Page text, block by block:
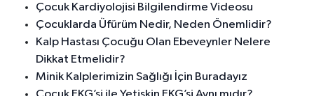
Çocuk Kardiyolojisi Bilgilendirme Videosu
Çocuklarda Üfürüm Nedir, Neden Önemlidir?
Kalp Hastası Çocuğu Olan Ebeveynler Nelere
Dikkat Etmelidir?
Minik Kalplerimizin Sağlığı İçin Buradayız